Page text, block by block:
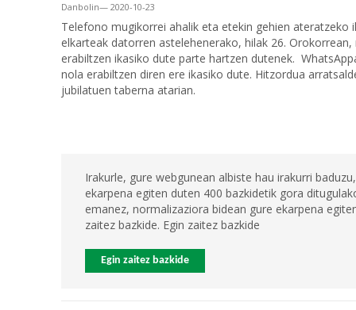
Danbolin— 2020-10-23
Telefono mugikorrei ahalik eta etekin gehien ateratzeko
elkarteak datorren astelehenerako, hilak 26.
erabiltzen ikasiko dute parte hartzen dutenek.
nola erabiltzen diren ere ikasiko dute. Hitzordua
jubilatuen taberna atarian.
Irakurle, gure webgunean albiste hau irakurri
ekarpena egiten duten 400 bazkidetik gora
emanez, normalizaziora bidean gure ekarpena
zaitez bazkide. Egin zaitez bazkide
Egin zaitez bazkide